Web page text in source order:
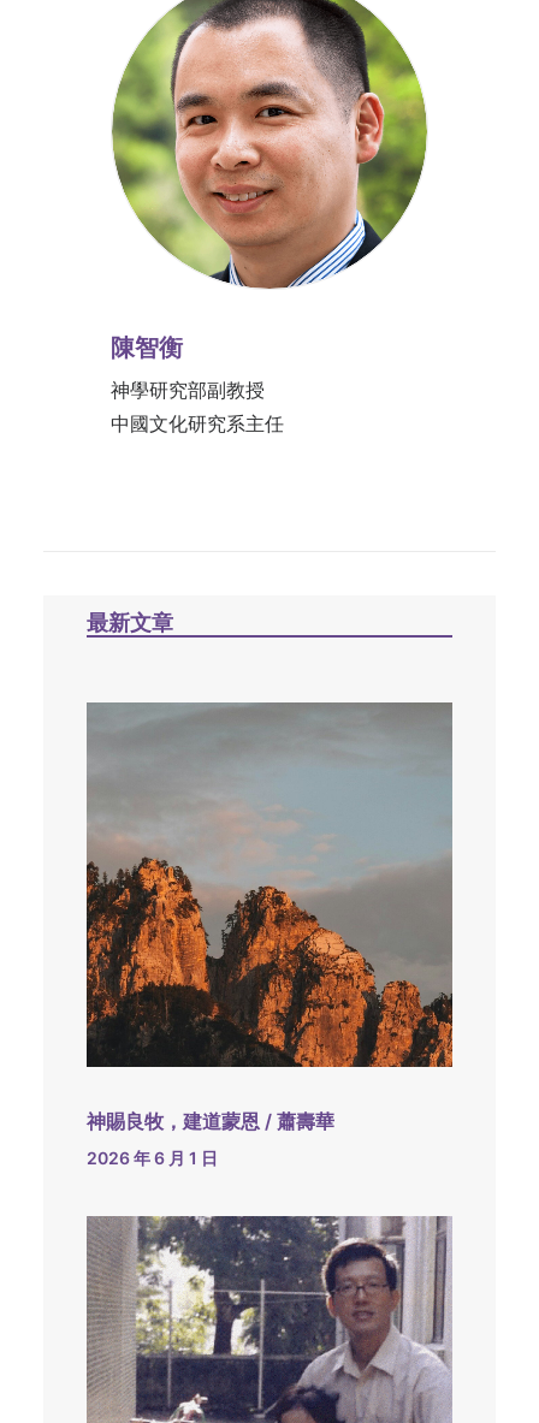
陳智衡
神學研究部副教授
中國文化研究系主任
最新文章
神賜良牧，建道蒙恩 / 蕭壽華
2026 年 6 月 1 日